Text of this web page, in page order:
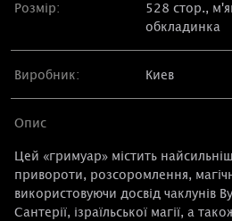
Розмір:
528 стор.,
обкладинка
Виробник: Киев
Опис
Цей «гримуар» містить
привороти, розсоромлення,
використовуючи досвід чаклунів
Сантерії, ізраїльської магії, а